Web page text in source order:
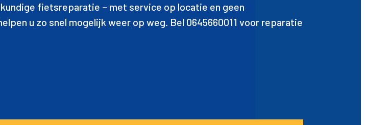
fietsreparatie – met service op locatie en geen
u zo snel mogelijk weer op weg. Bel 0645660011 voor reparatie